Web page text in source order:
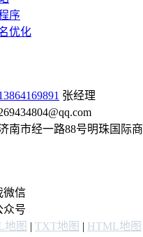
序
优化
张经理
南市经一路88号明珠国际
微信
众号
地图 | TXT地图 | HTML地图